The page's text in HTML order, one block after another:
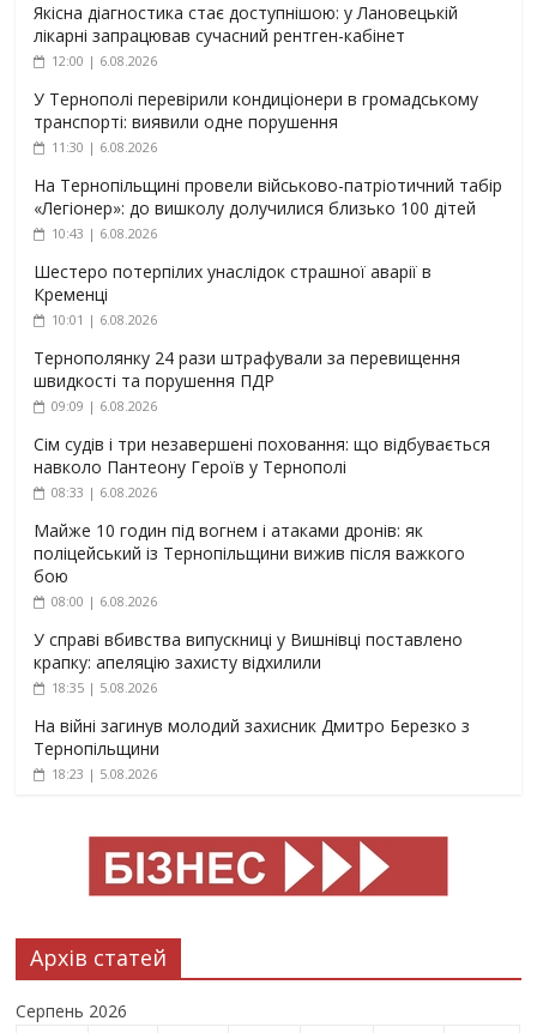
Якісна діагностика стає доступнішою: у Лановецькій
лікарні запрацював сучасний рентген-кабінет
12:00 | 6.08.2026
У Тернополі перевірили кондиціонери в громадському
транспорті: виявили одне порушення
11:30 | 6.08.2026
На Тернопільщині провели військово-патріотичний табір
«Легіонер»: до вишколу долучилися близько 100 дітей
10:43 | 6.08.2026
Шестеро потерпілих унаслідок страшної аварії в
Кременці
10:01 | 6.08.2026
Тернополянку 24 рази штрафували за перевищення
швидкості та порушення ПДР
09:09 | 6.08.2026
Сім судів і три незавершені поховання: що відбувається
навколо Пантеону Героїв у Тернополі
08:33 | 6.08.2026
Майже 10 годин під вогнем і атаками дронів: як
поліцейський із Тернопільщини вижив після важкого
бою
08:00 | 6.08.2026
У справі вбивства випускниці у Вишнівці поставлено
крапку: апеляцію захисту відхилили
18:35 | 5.08.2026
На війні загинув молодий захисник Дмитро Березко з
Тернопільщини
18:23 | 5.08.2026
Архів статей
Серпень 2026